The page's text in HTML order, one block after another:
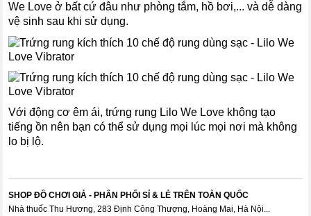
We Love ở bất cứ đâu như phòng tắm, hồ bơi,... và dễ dàng
vệ sinh sau khi sử dụng.
Với động cơ êm ái, trứng rung Lilo We Love không tạo
tiếng ồn nên bạn có thể sử dụng mọi lúc mọi nơi mà không
lo bị lộ.
SHOP ĐỒ CHƠI GIẢ - PHÂN PHỐI SỈ & LẺ TRÊN TOÀN QUỐC
Nhà thuốc Thu Hương, 283 Định Công Thượng, Hoàng Mai, Hà Nội...